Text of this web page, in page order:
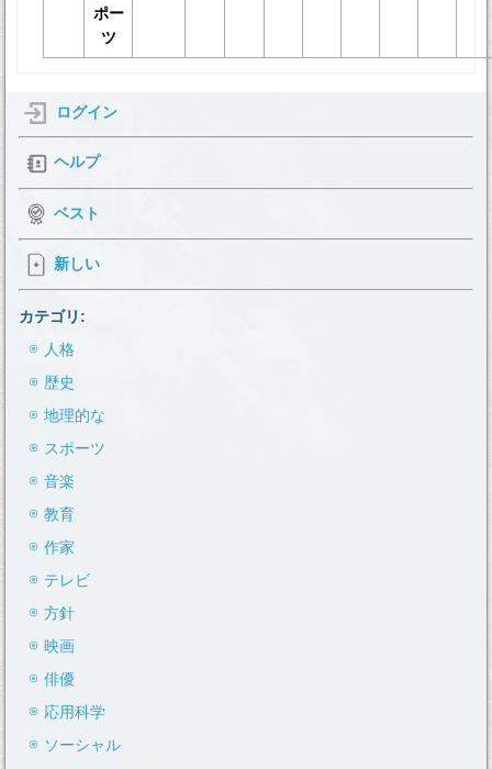
ポー
ツ
ログイン
ヘルプ
ベスト
新しい
カテゴリ:
人格
歴史
地理的な
スポーツ
音楽
教育
作家
テレビ
方針
映画
俳優
応用科学
ソーシャル